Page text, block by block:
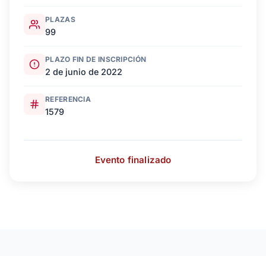
PLAZAS
99
PLAZO FIN DE INSCRIPCIÓN
2 de junio de 2022
REFERENCIA
1579
Evento finalizado